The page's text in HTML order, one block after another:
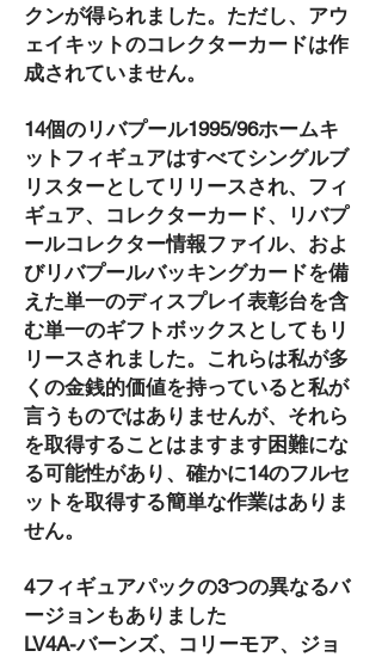
クンが得られました。ただし、アウ
ェイキットのコレクターカードは作
成されていません。
14個のリバプール1995/96ホームキ
ットフィギュアはすべてシングルブ
リスターとしてリリースされ、フィ
ギュア、コレクターカード、リバプ
ールコレクター情報ファイル、およ
びリバプールバッキングカードを備
えた単一のディスプレイ表彰台を含
む単一のギフトボックスとしてもリ
リースされました。これらは私が多
くの金銭的価値を持っていると私が
言うものではありませんが、それら
を取得することはますます困難にな
る可能性があり、確かに14のフルセ
ットを取得する簡単な作業はありま
せん。
4フィギュアパックの3つの異なるバ
ージョンもありました
LV4A-バーンズ、コリーモア、ジョ